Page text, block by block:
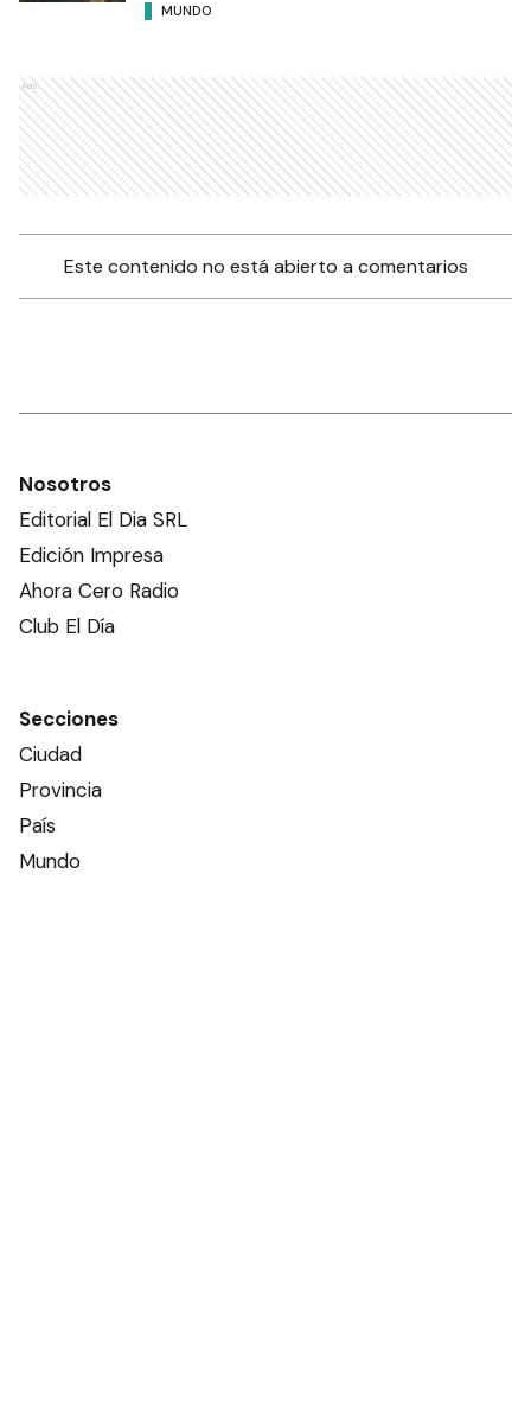
MUNDO
Ads
Este contenido no está abierto a comentarios
Nosotros
Editorial El Dia SRL
Edición Impresa
Ahora Cero Radio
Club El Día
Secciones
Ciudad
Provincia
País
Mundo